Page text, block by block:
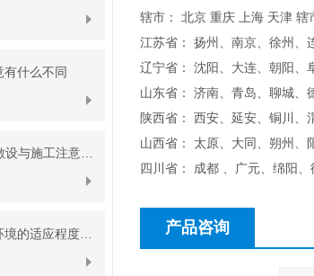
有什么不同
辖市： 北京 重庆 上海 天津
江苏省： 扬州、南京、徐州、
辽宁省： 沈阳、大连、朝阳、
山东省： 济南、青岛、聊城、
陕西省： 西安、延安、铜川、
山西省： 太原、大同、朔州、
四川省： 成都 、广元、绵阳
产品咨询